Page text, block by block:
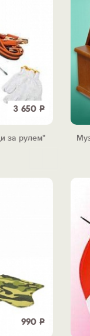
3 650Р
за рулем"
990Р